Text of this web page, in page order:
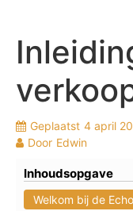
Geplaatst 4 april
Door Edwin
Inhoudsopgave
Welkom bij de